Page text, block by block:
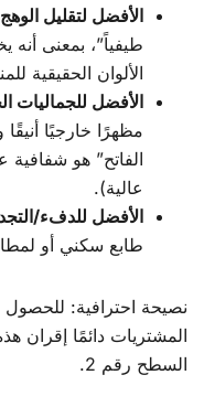
الأفضل لتقليل الوهج
طيفياً”، بمعنى
الألوان الحقيقية
الأفضل للجماليات
مظهرًا خارجيًا
الفاتح” هو شفافية
عالية).
الأفضل للدفء/
طابع سكني أو
نصيحة احترافية:
السطح رقم 2.